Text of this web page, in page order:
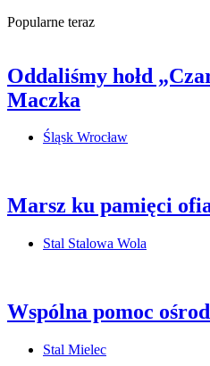
Popularne teraz
Oddaliśmy hołd
Maczka
Śląsk Wrocław
Marsz ku pamięci
Stal Stalowa Wola
Wspólna pomoc
Stal Mielec